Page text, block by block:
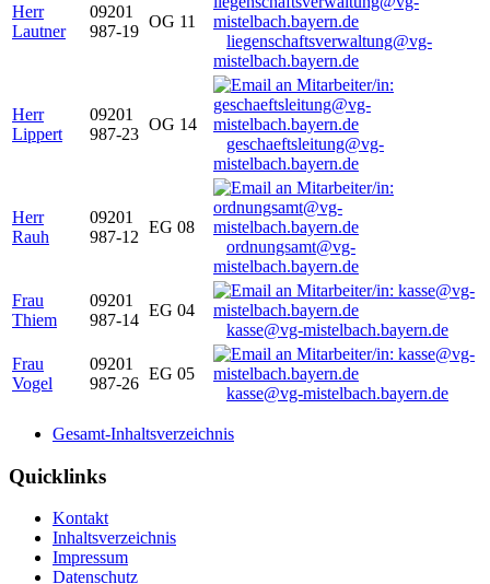
Herr
Lautner
09201
987-19
OG 11
liegenschaftsverwaltung@vg-
mistelbach.bayern.de
Herr
Lippert
09201
987-23
OG 14
geschaeftsleitung@vg-
mistelbach.bayern.de
Herr
Rauh
09201
987-12
EG 08
ordnungsamt@vg-
mistelbach.bayern.de
Frau
Thiem
09201
987-14
EG 04
kasse@vg-mistelbach.bayern.de
Frau
Vogel
09201
987-26
EG 05
kasse@vg-mistelbach.bayern.de
Gesamt-Inhaltsverzeichnis
Quicklinks
Kontakt
Inhaltsverzeichnis
Impressum
Datenschutz